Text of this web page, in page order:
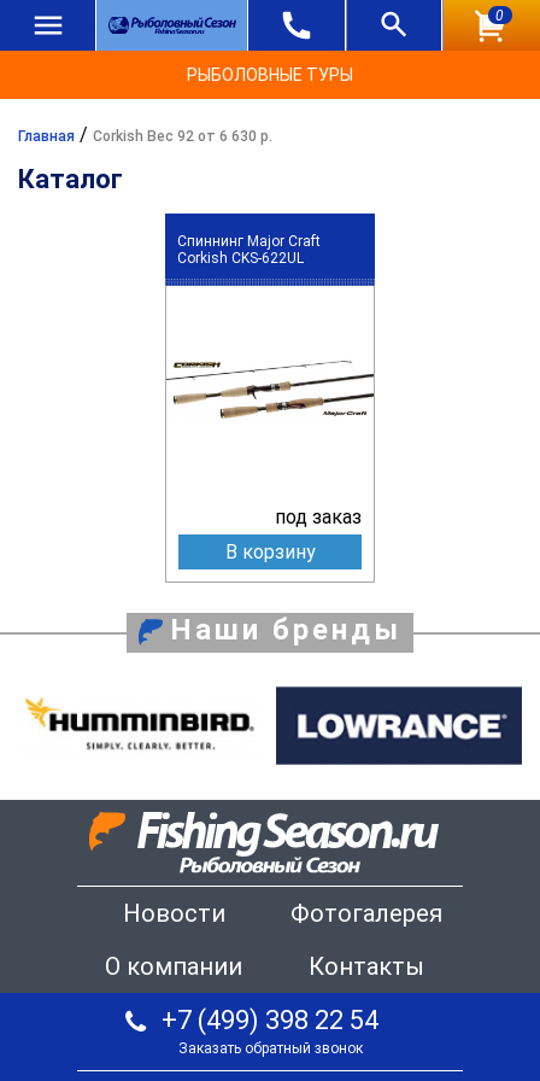
0
РЫБОЛОВНЫЕ ТУРЫ
Главная / Corkish Вес 92 от 6 630 р.
Каталог
Спиннинг Major Craft
Corkish CKS-622UL
под заказ
В корзину
Наши бренды
Новости
Фотогалерея
О компании
Контакты
+7 (499) 398 22 54
Заказать обратный звонок